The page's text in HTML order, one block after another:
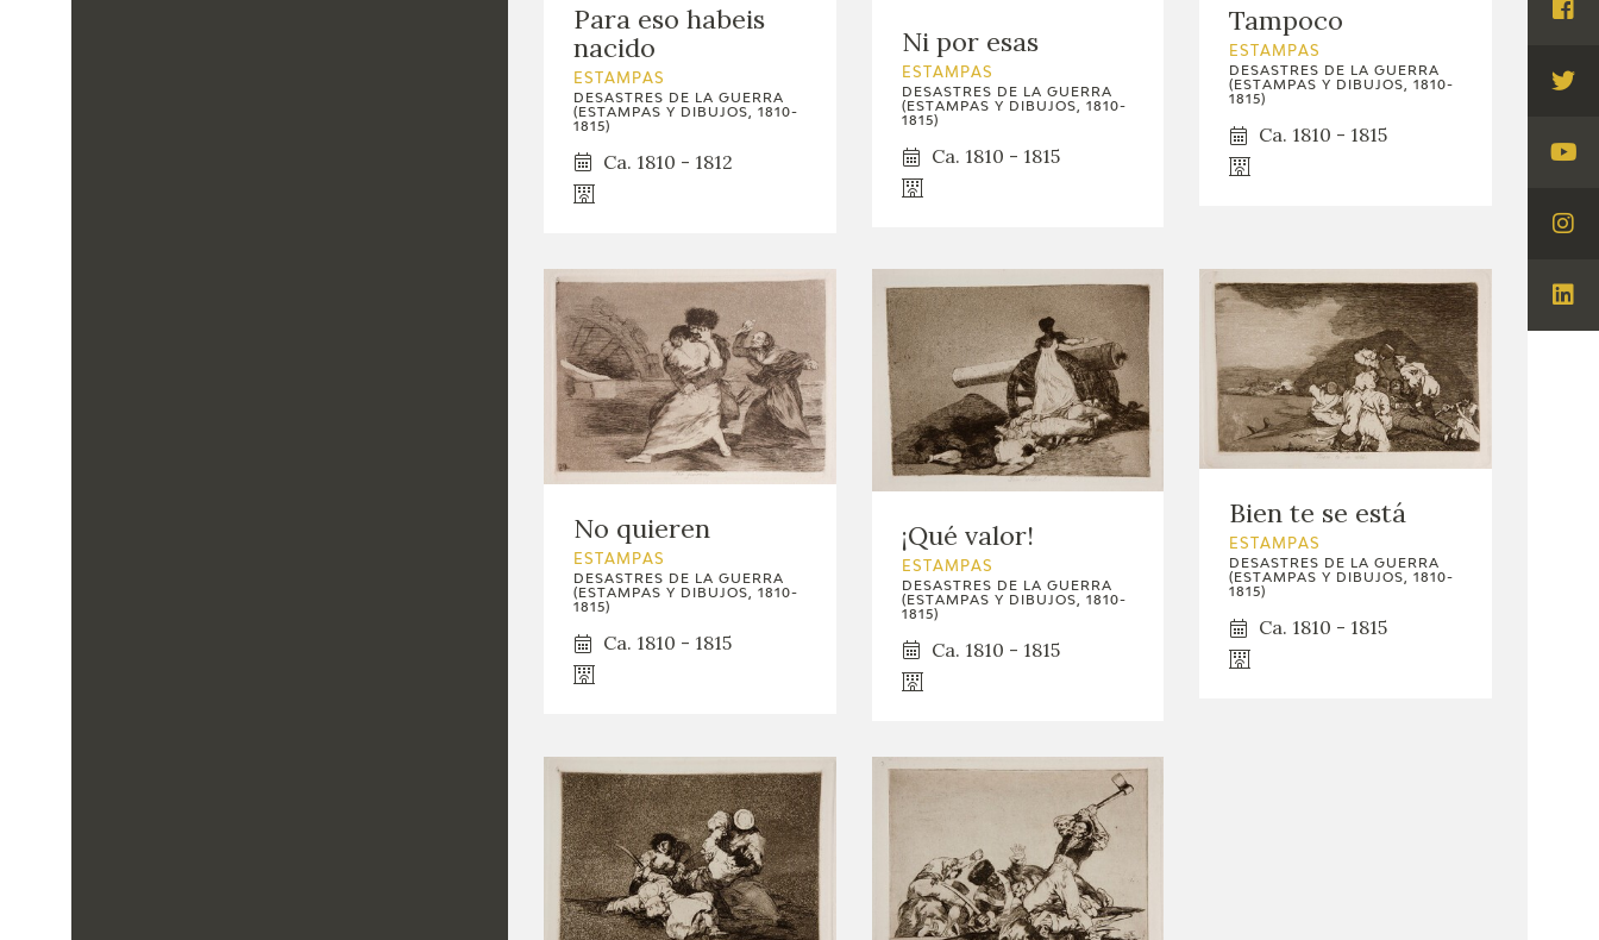
Para eso habeis
nacido
ESTAMPAS
DESASTRES DE LA GUERRA
(ESTAMPAS Y DIBUJOS, 1810-
1815)
Ca. 1810 - 1812
Ni por esas
ESTAMPAS
DESASTRES DE LA GUERRA
(ESTAMPAS Y DIBUJOS, 1810-
1815)
Ca. 1810 - 1815
Tampoco
ESTAMPAS
DESASTRES DE LA GUERRA
(ESTAMPAS Y DIBUJOS, 1810-
1815)
Ca. 1810 - 1815
No quieren
ESTAMPAS
DESASTRES DE LA GUERRA
(ESTAMPAS Y DIBUJOS, 1810-
1815)
Ca. 1810 - 1815
¡Qué valor!
ESTAMPAS
DESASTRES DE LA GUERRA
(ESTAMPAS Y DIBUJOS, 1810-
1815)
Ca. 1810 - 1815
Bien te se está
ESTAMPAS
DESASTRES DE LA GUERRA
(ESTAMPAS Y DIBUJOS, 1810-
1815)
Ca. 1810 - 1815